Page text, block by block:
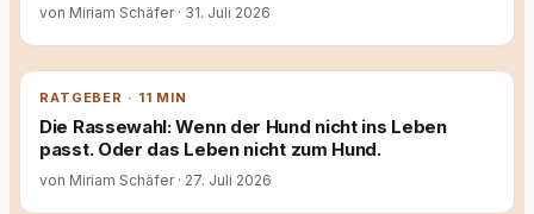
von Miriam Schäfer · 31. Juli 2026
RATGEBER · 11 MIN
Die Rassewahl: Wenn der Hund nicht ins Leben
passt. Oder das Leben nicht zum Hund.
von Miriam Schäfer · 27. Juli 2026